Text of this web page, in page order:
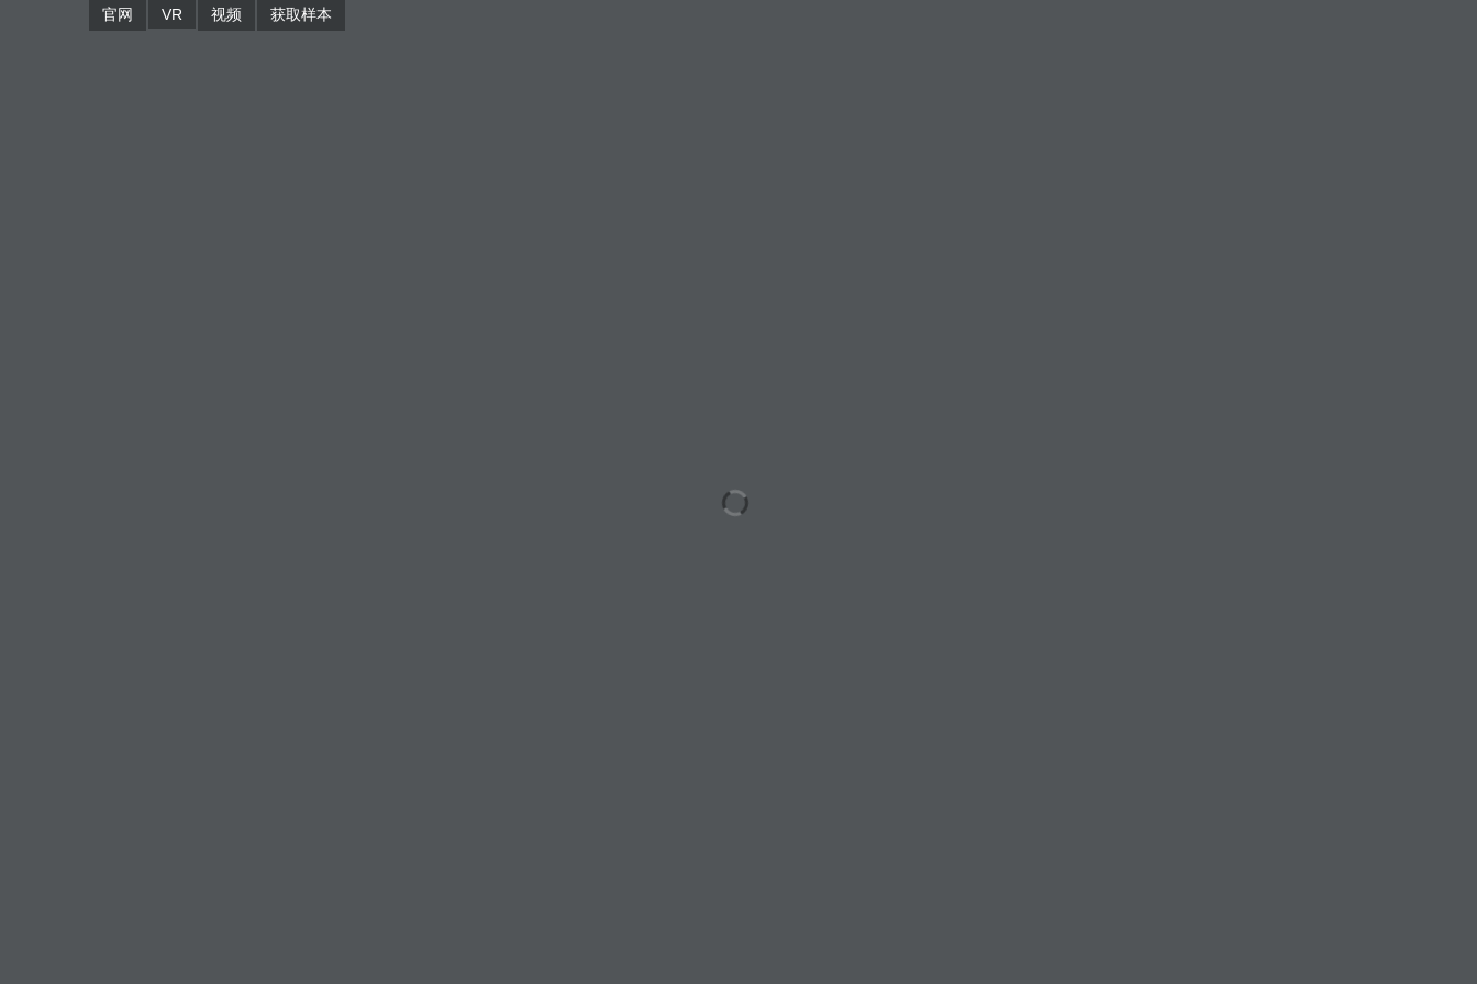
官网 VR 视频 获取样本